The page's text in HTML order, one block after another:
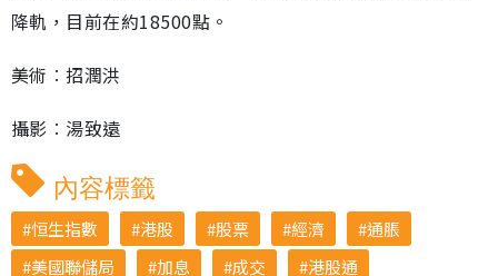
降軌，目前在約18500點。
美術︰招潤洪
攝影︰湯致遠
內容標籤
恒生指數 港股 股票 經濟
通脹
美國聯儲局
加息 成交
港股通